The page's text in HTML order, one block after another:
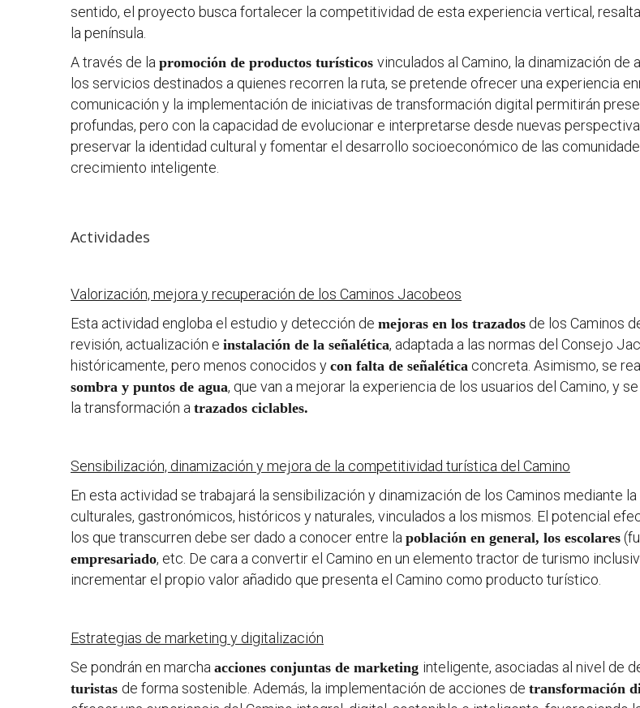
sentido, el proyecto busca fortalecer la competitividad de esta experiencia vertical,
la península.
A través de la promoción de productos turísticos vinculados al Camino, la dinamización
los servicios destinados a quienes recorren la ruta, se pretende ofrecer una experiencia
comunicación y la implementación de iniciativas de transformación digital permitirán
profundas, pero con la capacidad de evolucionar e interpretarse desde nuevas
preservar la identidad cultural y fomentar el desarrollo socioeconómico de las
crecimiento inteligente.
Actividades
Valorización, mejora y recuperación de los Caminos Jacobeos
Esta actividad engloba el estudio y detección de mejoras en los trazados de los Caminos
revisión, actualización e instalación de la señalética, adaptada a las normas del Consejo
históricamente, pero menos conocidos y con falta de señalética concreta. Asimismo, se
sombra y puntos de agua, que van a mejorar la experiencia de los usuarios del Camino, y
la transformación a trazados ciclables.
Sensibilización, dinamización y mejora de la competitividad turística del Camino
En esta actividad se trabajará la sensibilización y dinamización de los Caminos mediante la
culturales, gastronómicos, históricos y naturales, vinculados a los mismos. El potencial
los que transcurren debe ser dado a conocer entre la población en general, los escolares
empresariado, etc. De cara a convertir el Camino en un elemento tractor de turismo
incrementar el propio valor añadido que presenta el Camino como producto turístico.
Estrategias de marketing y digitalización
Se pondrán en marcha acciones conjuntas de marketing inteligente, asociadas al nivel de
turistas de forma sostenible. Además, la implementación de acciones de transformación